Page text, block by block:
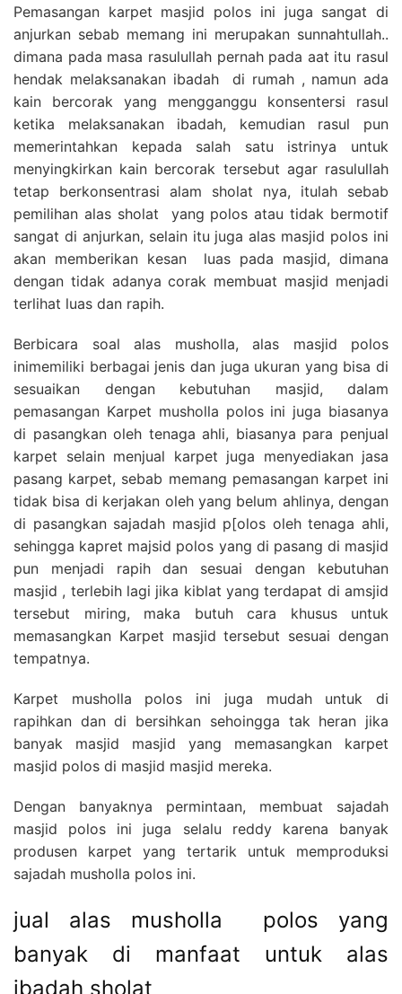
Pemasangan karpet masjid polos ini juga sangat di
anjurkan sebab memang ini merupakan sunnahtullah..
dimana pada masa rasulullah pernah pada aat itu rasul
hendak melaksanakan ibadah di rumah , namun ada
kain bercorak yang mengganggu konsentersi rasul
ketika melaksanakan ibadah, kemudian rasul pun
memerintahkan kepada salah satu istrinya untuk
menyingkirkan kain bercorak tersebut agar rasulullah
tetap berkonsentrasi alam sholat nya, itulah sebab
pemilihan alas sholat yang polos atau tidak bermotif
sangat di anjurkan, selain itu juga alas masjid polos ini
akan memberikan kesan luas pada masjid, dimana
dengan tidak adanya corak membuat masjid menjadi
terlihat luas dan rapih.
Berbicara soal alas musholla, alas masjid polos
inimemiliki berbagai jenis dan juga ukuran yang bisa di
sesuaikan dengan kebutuhan masjid, dalam
pemasangan Karpet musholla polos ini juga biasanya
di pasangkan oleh tenaga ahli, biasanya para penjual
karpet selain menjual karpet juga menyediakan jasa
pasang karpet, sebab memang pemasangan karpet ini
tidak bisa di kerjakan oleh yang belum ahlinya, dengan
di pasangkan sajadah masjid p[olos oleh tenaga ahli,
sehingga kapret majsid polos yang di pasang di masjid
pun menjadi rapih dan sesuai dengan kebutuhan
masjid , terlebih lagi jika kiblat yang terdapat di amsjid
tersebut miring, maka butuh cara khusus untuk
memasangkan Karpet masjid tersebut sesuai dengan
tempatnya.
Karpet musholla polos ini juga mudah untuk di
rapihkan dan di bersihkan sehoingga tak heran jika
banyak masjid masjid yang memasangkan karpet
masjid polos di masjid masjid mereka.
Dengan banyaknya permintaan, membuat sajadah
masjid polos ini juga selalu reddy karena banyak
produsen karpet yang tertarik untuk memproduksi
sajadah musholla polos ini.
jual alas musholla polos yang
banyak di manfaat untuk alas
ibadah sholat